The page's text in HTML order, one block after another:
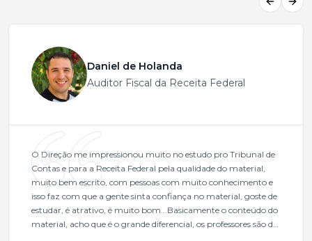
Daniel de Holanda
Auditor Fiscal da Receita Federal
O Direção me impressionou muito no estudo pro Tribunal de
Contas e para a Receita Federal pela qualidade do material,
muito bem escrito, com pessoas com muito conhecimento e
isso faz com que a gente sinta confiança no material, goste de
estudar, é atrativo, é muito bom...Basicamente o conteúdo do
material, acho que é o grande diferencial, os professores são de